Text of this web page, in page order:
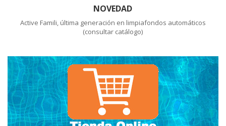
NOVEDAD
Active Famili, última generación en limpiafondos automáticos
(consultar catálogo)